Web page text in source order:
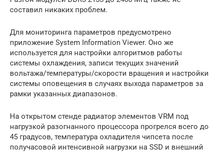
составил никаких проблем.
Для мониторинга параметров предусмотрено
приложение System Information Viewer. Оно же
используется для настройки алгоритмов работы
системы охлаждения, записи текущих значений
вольтажа/температуры/скорости вращения и настройки
системы оповещения в случаях выхода параметров за
рамки указанных диапазонов.
На открытом стенде радиатор элементов VRM под
нагрузкой разогнанного процессора прогрелся всего до
45 градусов, температура охладителя чипсета после
получасовой интенсивной нагрузки на SSD и внешний